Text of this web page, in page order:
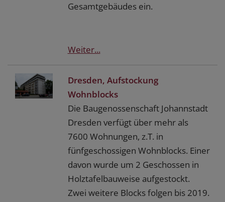
Gesamtgebäudes ein.
Weiter...
Dresden, Aufstockung
Wohnblocks
Die Baugenossenschaft Johannstadt
Dresden verfügt über mehr als
7600 Wohnungen, z.T. in
fünfgeschossigen Wohnblocks. Einer
davon wurde um 2 Geschossen in
Holztafelbauweise aufgestockt.
Zwei weitere Blocks folgen bis 2019.